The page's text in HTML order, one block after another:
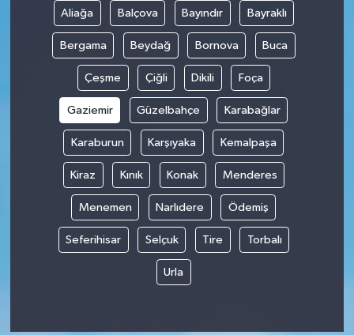
Aliağa Balçova Bayındır Bayraklı
Bergama Beydağ Bornova Buca
Çeşme Çiğli Dikili Foça
Gaziemir Güzelbahçe Karabağlar
Karaburun Karşıyaka Kemalpaşa
Kiraz Kınık Konak Menderes
Menemen Narlıdere Ödemiş
Seferihisar Selçuk Tire Torbalı
Urla